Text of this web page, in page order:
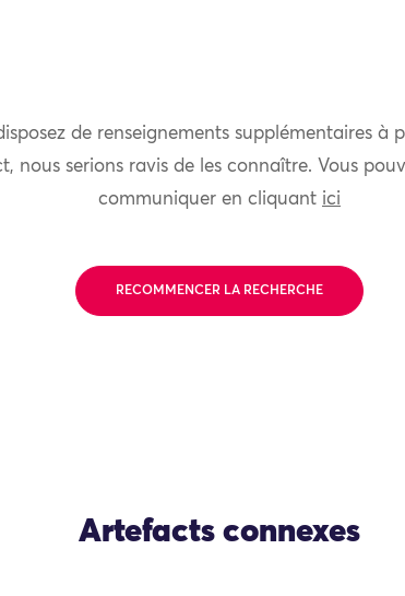
de renseignements supplémentaires à
nous serions ravis de les connaître. Vous
communiquer en cliquant ici
RECOMMENCER LA RECHERCHE
Artefacts connexes